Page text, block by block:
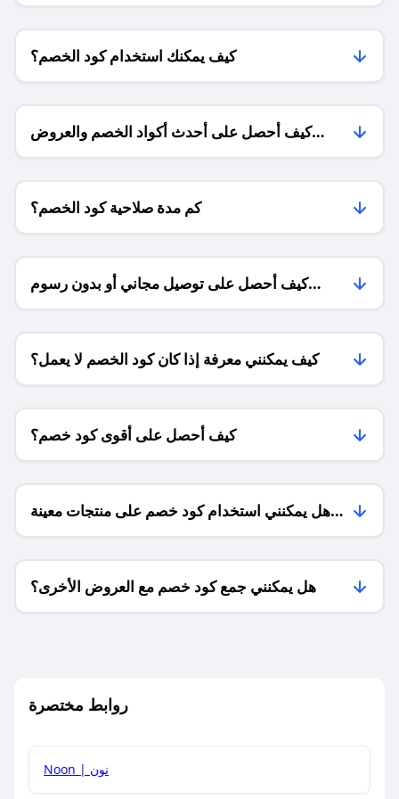
كيف يمكنك استخدام كود الخصم؟
كيف أحصل على أحدث أكواد الخصم والعروض
للمتاجر؟
كم مدة صلاحية كود الخصم؟
كيف أحصل على توصيل مجاني أو بدون رسوم
الشحن ؟
كيف يمكنني معرفة إذا كان كود الخصم لا يعمل؟
كيف أحصل على أقوى كود خصم؟
هل يمكنني استخدام كود خصم على منتجات معينة
فقط؟
هل يمكنني جمع كود خصم مع العروض الأخرى؟
روابط مختصرة
Noon | نون